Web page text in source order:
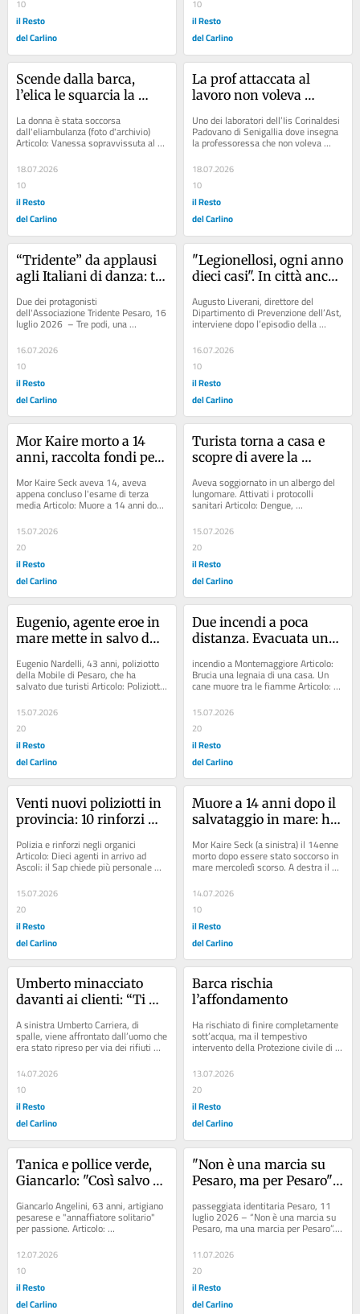
10
il Resto
del Carlino
10
il Resto
del Carlino
Scende dalla barca,
l’elica le squarcia la
quarantenne
La donna è stata soccorsa
dall'eliambulanza (foto d'archivio)
Articolo: Vanessa sopravvissuta al
naufragio della Concordia: “Le urla,
il...
18.07.2026
10
il Resto
del Carlino
La prof attaccata al
lavoro non voleva
suona la campanella
Uno dei laboratori dell’Iis Corinaldesi
Padovano di Senigallia dove insegna
la professoressa che non voleva
andare in pensione Articolo:
“Raccolta...
18.07.2026
10
il Resto
del Carlino
“Tridente” da applausi
agli Italiani di danza: tre
classe internazionale
Due dei protagonisti
dell'Associazione Tridente Pesaro, 16
luglio 2026  – Tre podi, una
promozione nella classe
internazionale e un settimo...
16.07.2026
10
il Resto
del Carlino
"Legionellosi, ogni anno
dieci casi". In città anche
Augusto Liverani, direttore del
Dipartimento di Prevenzione dell’Ast,
interviene dopo l’episodio della
turista "Negli alberghi il problema...
16.07.2026
10
il Resto
del Carlino
Mor Kaire morto a 14
anni, raccolta fondi per
padre non avrebbe pace
se la bara dovesse
Mor Kaire Seck aveva 14, aveva
appena concluso l'esame di terza
media Articolo: Muore a 14 anni dopo
6...
15.07.2026
20
il Resto
del Carlino
Turista torna a casa e
scopre di avere la
Aveva soggiornato in un albergo del
lungomare. Attivati i protocolli
sanitari Articolo: Dengue,
diagnosticato un caso ad Albinea
Articolo: Le malattie...
15.07.2026
20
il Resto
del Carlino
Eugenio, agente eroe in
mare mette in salvo due
l’emergenza mi sono
tuffato in acqua”
Eugenio Nardelli, 43 anni, poliziotto
della Mobile di Pesaro, che ha
salvato due turisti Articolo: Poliziotto
era...
15.07.2026
20
il Resto
del Carlino
Due incendi a poca
distanza. Evacuata una
incendio a Montemaggiore Articolo:
Brucia una legnaia di una casa. Un
cane muore tra le fiamme Articolo:
l’una...
15.07.2026
20
il Resto
del Carlino
Venti nuovi poliziotti in
provincia: 10 rinforzi
Polizia e rinforzi negli organici
Articolo: Dieci agenti in arrivo ad
Ascoli: il Sap chiede più personale
Articolo: Il Siulp attacca: "Organici...
15.07.2026
20
il Resto
del Carlino
Muore a 14 anni dopo il
salvataggio in mare: ha
Rianimazione, poi la
tragica resa
Mor Kaire Seck (a sinistra) il 14enne
morto dopo essere stato soccorso in
mare mercoledì scorso. A destra il
14.07.2026
10
il Resto
del Carlino
Umberto minacciato
davanti ai clienti: “Ti
uccido”. Fuggi fuggi tra i
turisti
A sinistra Umberto Carriera, di
spalle, viene affrontato dall’uomo che
era stato ripreso per via dei rifiuti
lasciati davanti al suo locale. In...
14.07.2026
10
il Resto
del Carlino
Barca rischia
l’affondamento
Ha rischiato di finire completamente
sott’acqua, ma il tempestivo
intervento della Protezione civile di
accaduto......
13.07.2026
20
il Resto
del Carlino
Tanica e pollice verde,
Giancarlo: "Così salvo
abbandonati"
Giancarlo Angelini, 63 anni, artigiano
pesarese e "annaffiatore solitario"
per passione. Articolo:
Riconoscimenti ai paladini del verde...
12.07.2026
10
il Resto
del Carlino
"Non è una marcia su
Pesaro, ma per Pesaro",
identitaria di Futuro
nazionale
passeggiata identitaria Pesaro, 11
luglio 2026 – “Non è una marcia su
Pesaro, ma una marcia per Pesaro”.
Con questo slogan Pia Perricci,...
11.07.2026
20
il Resto
del Carlino